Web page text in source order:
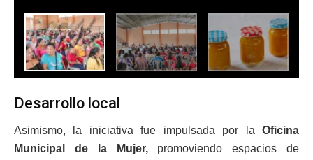
Desarrollo local
Asimismo, la iniciativa fue impulsada por la Oficina
Municipal de la Mujer,promoviendo espacios de